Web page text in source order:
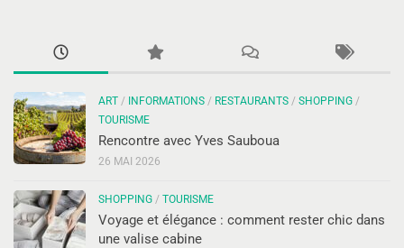
ART / INFORMATIONS / RESTAURANTS / SHOPPING /
TOURISME
Rencontre avec Yves Sauboua
26 MAI 2026
SHOPPING / TOURISME
Voyage et élégance : comment rester chic dans
une valise cabine